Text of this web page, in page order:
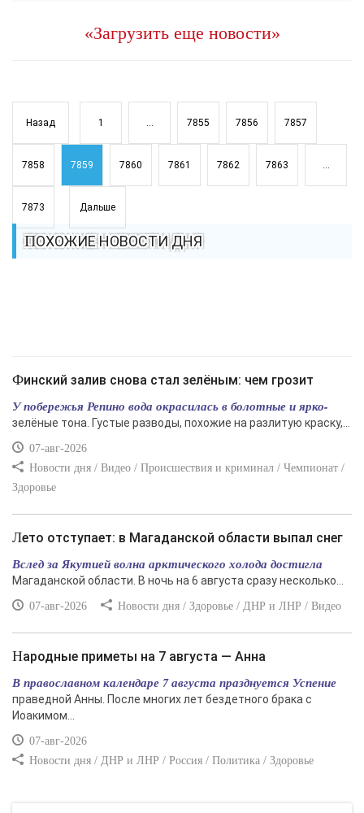
«Загрузить еще новости»
Назад 1 ... 7855 7856 7857
7858 7859 7860 7861 7862 7863 ...
7873 Дальше
ПОХОЖИЕ НОВОСТИ ДНЯ
Финский залив снова стал зелёным: чем грозит
У побережья Репино вода окрасилась в болотные и ярко-
зелёные тона. Густые разводы, похожие на разлитую краску,...
07-авг-2026
Новости дня / Видео / Происшествия и криминал / Чемпионат /
Здоровье
Лето отступает: в Магаданской области выпал снег
Вслед за Якутией волна арктического холода достигла
Магаданской области. В ночь на 6 августа сразу несколько...
07-авг-2026 Новости дня / Здоровье / ДНР и ЛНР / Видео
Народные приметы на 7 августа — Анна
В православном календаре 7 августа празднуется Успение
праведной Анны. После многих лет бездетного брака с
Иоакимом...
07-авг-2026
Новости дня / ДНР и ЛНР / Россия / Политика / Здоровье